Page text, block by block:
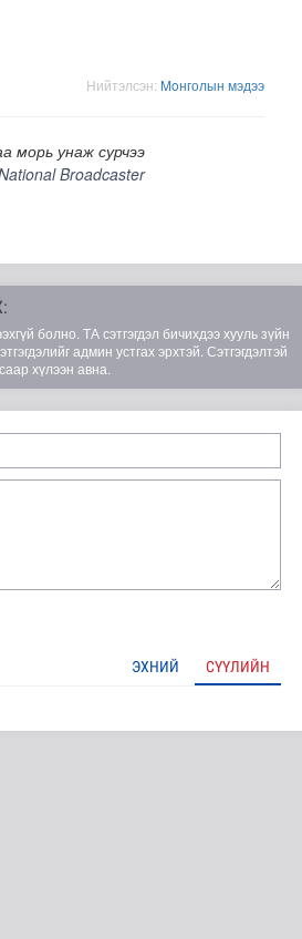
Нийтэлсэн: Moнголын мэдээ
морь унаж сурчээ
Broadcaster
болно. ТА сэтгэгдэл бичихдээ хууль зүйн
админ устгах эрхтэй. Сэтгэгдэлтэй
хүлээн авна.
ЭХНИЙ СҮҮЛИЙН